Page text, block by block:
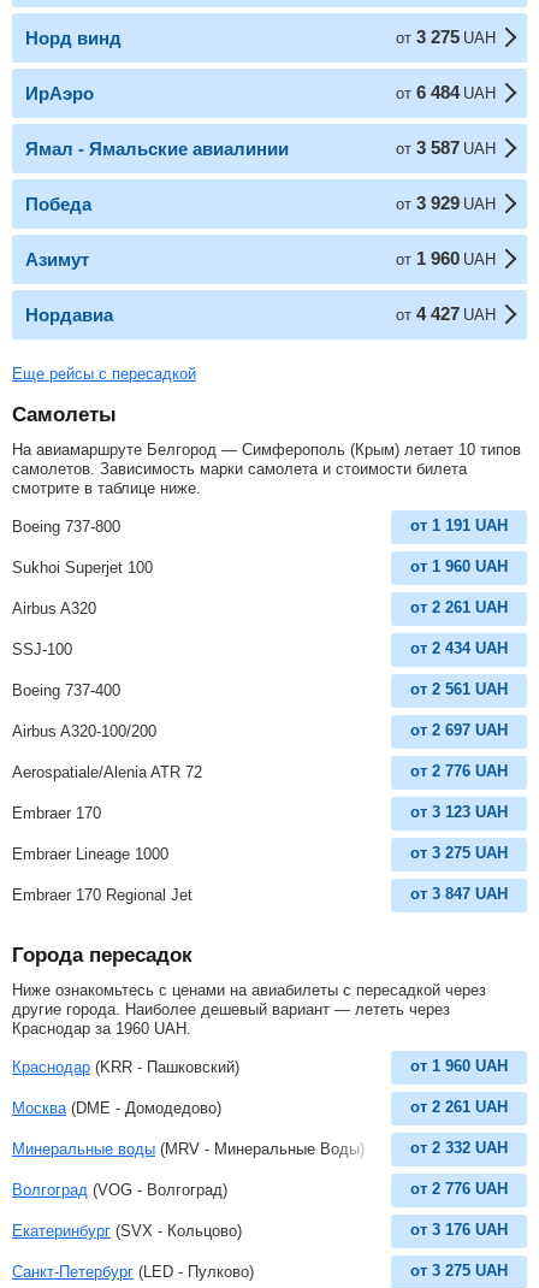
Норд винд от 3 275 UAH
ИрАэро от 6 484 UAH
Ямал - Ямальские авиалинии от 3 587 UAH
Победа от 3 929 UAH
Азимут от 1 960 UAH
Нордавиа от 4 427 UAH
Еще рейсы с пересадкой
Самолеты
На авиамаршруте Белгород — Симферополь (Крым) летает 10 типов
самолетов. Зависимость марки самолета и стоимости билета
смотрите в таблице ниже.
Boeing 737-800 от 1 191 UAH
Sukhoi Superjet 100 от 1 960 UAH
Airbus A320 от 2 261 UAH
SSJ-100 от 2 434 UAH
Boeing 737-400 от 2 561 UAH
Airbus A320-100/200 от 2 697 UAH
Aerospatiale/Alenia ATR 72 от 2 776 UAH
Embraer 170 от 3 123 UAH
Embraer Lineage 1000 от 3 275 UAH
Embraer 170 Regional Jet от 3 847 UAH
Города пересадок
Ниже ознакомьтесь с ценами на авиабилеты с пересадкой через
другие города. Наиболее дешевый вариант — лететь через
Краснодар за 1960 UAH
Краснодар (KRR - Пашковский) от 1 960 UAH
Москва (DME - Домодедово) от 2 261 UAH
Минеральные воды (MRV - Минеральные Воды) от 2 332 UAH
Волгоград (VOG - Волгоград) от 2 776 UAH
Екатеринбург (SVX - Кольцово) от 3 176 UAH
Санкт-Петербург (LED - Пулково) от 3 275 UAH